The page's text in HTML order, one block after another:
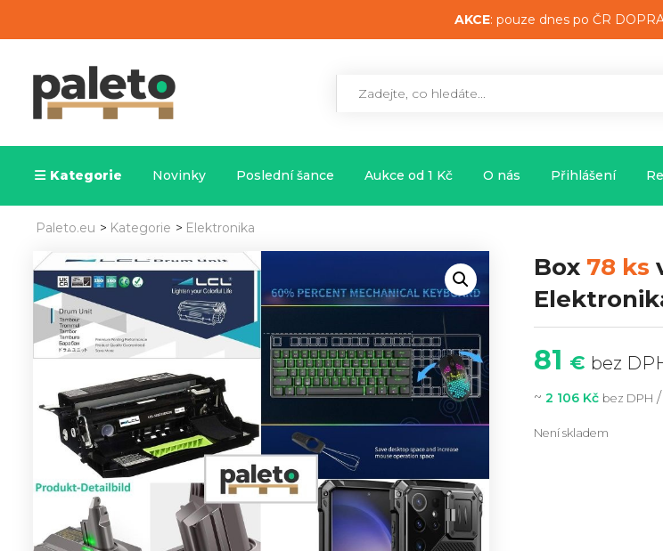
AKCE: pouze dnes po ČR
Kategorie Novinky Poslední šance Aukce od 1 Kč O nás Přihlášení
Paleto.eu > Kategorie > Elektronika
Box 78 ks
81 € bez
~ 2 106 Kč bez DPH /
Není skladem